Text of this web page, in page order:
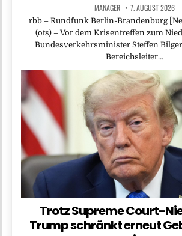
MANAGER 7. AUGUST 2026
rbb – Rundfunk Berlin-Brandenburg
(ots) – Vor dem Krisentreffen zum
Bundesverkehrsminister Steffen Bilger
Bereichsleiter…
Trotz Supreme Court-
Trump schränkt erneut